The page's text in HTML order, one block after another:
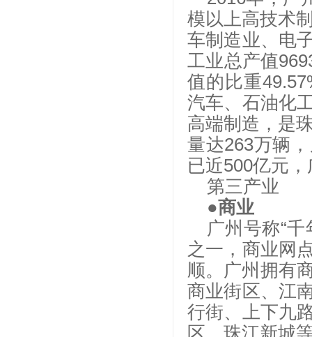
模以上高技术
车制造业、电
工业总产值
值的比重
汽车、石油化
高端制造，是
量达263万辆
已近500亿元
第三产业
●商业
广州号称“
之一，商业网
顺。广州拥有
商业街区、江
行街、上下九
区、珠江新城